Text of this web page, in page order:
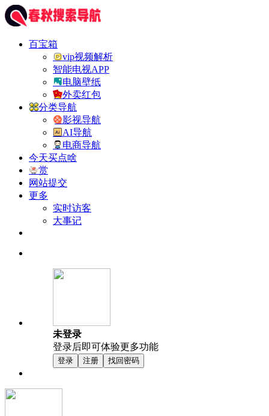
百宝箱
vip视频解析
智能电视APP
电脑壁纸
外卖红包
分类导航
影视导航
AI导航
电商导航
今天买点啥
赏
网站提交
更多
实时访客
大事记
未登录
登录后即可体验更多功能
登录 注册 找回密码